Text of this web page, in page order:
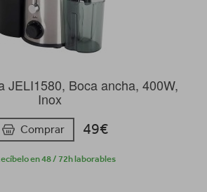
JELI1580, Boca ancha, 400W,
Inox
Comprar 49€
en 48 / 72h laborables